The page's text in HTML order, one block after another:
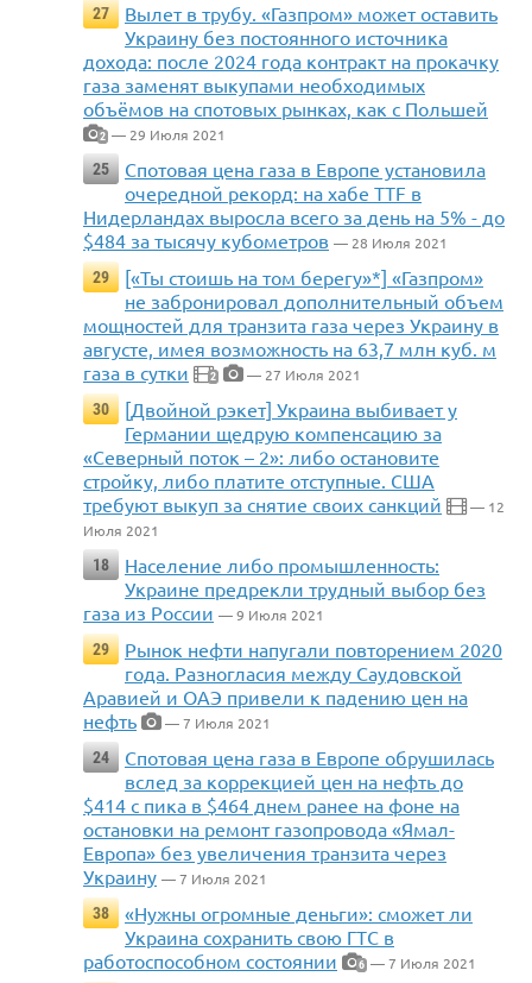
27
Вылет в трубу. «Газпром» может оставить
Украину без постоянного источника
дохода: после 2024 года контракт на прокачку
газа заменят выкупами необходимых
объёмов на спотовых рынках, как с Польшей
2 — 29 Июля 2021
25
Спотовая цена газа в Европе установила
очередной рекорд: на хабе TTF в
Нидерландах выросла всего за день на 5% - до
$484 за тысячу кубометров — 28 Июля 2021
29
[«Ты стоишь на том берегу»*] «Газпром»
не забронировал дополнительный объем
мощностей для транзита газа через Украину в
августе, имея возможность на 63,7 млн куб. м
газа в сутки
2
— 27 Июля 2021
30
[Двойной рэкет] Украина выбивает у
Германии щедрую компенсацию за
«Северный поток – 2»: либо остановите
стройку, либо платите отступные. США
требуют выкуп за снятие своих санкций
— 12
Июля 2021
18
Население либо промышленность:
Украине предрекли трудный выбор без
газа из России — 9 Июля 2021
29
Рынок нефти напугали повторением 2020
года. Разногласия между Саудовской
Аравией и ОАЭ привели к падению цен на
нефть
— 7 Июля 2021
24
Спотовая цена газа в Европе обрушилась
вслед за коррекцией цен на нефть до
$414 с пика в $464 днем ранее на фоне на
остановки на ремонт газопровода «Ямал-
Европа» без увеличения транзита через
Украину — 7 Июля 2021
38
«Нужны огромные деньги»: сможет ли
Украина сохранить свою ГТС в
работоспособном состоянии
6 — 7 Июля 2021